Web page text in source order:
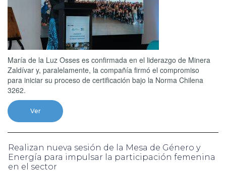
María de la Luz Osses es confirmada en el liderazgo de Minera
Zaldívar y, paralelamente, la compañía firmó el compromiso
para iniciar su proceso de certificación bajo la Norma Chilena
3262.
Ver
Realizan nueva sesión de la Mesa de Género y
Energía para impulsar la participación femenina
en el sector